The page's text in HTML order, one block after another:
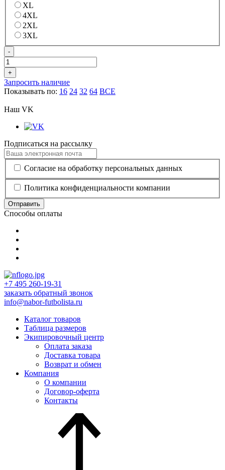
XL
4XL
2XL
3XL
-
+
Запросить наличие
Показывать по: 16 24 32 64 ВСЕ
Наш VK
Подписаться на рассылку
Согласие на обработку персональных данных
Политика конфиденциальности компании
Отправить
Способы оплаты
+7 495 260-19-31
заказать обратный звонок
info@nabor-futbolista.ru
Каталог товаров
Таблица размеров
Экипировочный центр
Оплата заказа
Доставка товара
Возврат и обмен
Компания
О компании
Договор-оферта
Контакты